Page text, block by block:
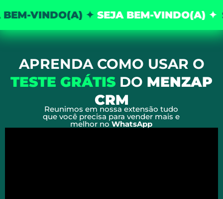
VINDO(A) ✦SEJA BEM-VINDO(A) ✦
APRENDA COMO USAR O
TESTE GRÁTIS DO MENZAP
CRM
Reunimos em nossa extensão tudo
que você precisa para vender mais e
melhor noWhatsApp